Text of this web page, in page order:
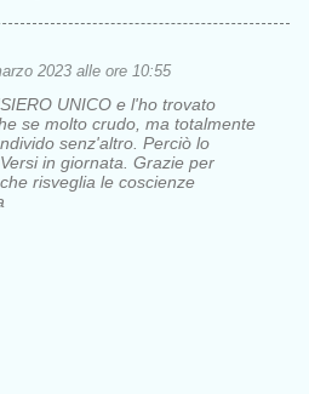
2023 alle ore 10:55
UNICO e l'ho trovato
se molto crudo, ma totalmente
senz'altro. Perciò lo
in giornata. Grazie per
risveglia le coscienze